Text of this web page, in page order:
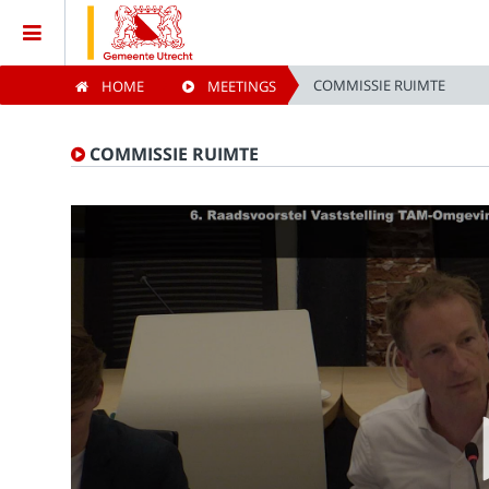
Home
Meetings
HOME MEETINGS COMMISSIE RUIMTE
COMMISSIE RUIMTE